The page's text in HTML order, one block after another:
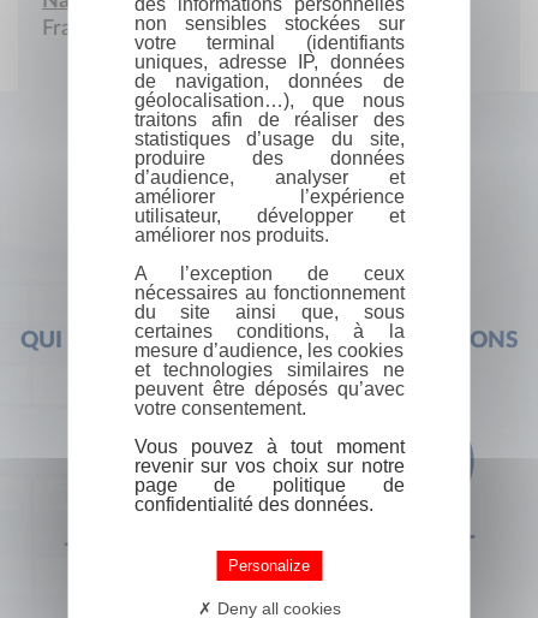
France
QUI SOMMES-NOUS ? FOIRE AUX QUESTIONS
+33 (0) 1 44 41 29 19 CONTACT
non sensibles stockées sur
votre terminal (identifiants
uniques, adresse IP, données
de navigation, données de
géolocalisation…), que nous
traitons afin de réaliser des
statistiques d’usage du site,
produire des données
d’audience, analyser et
améliorer l’expérience
utilisateur, développer et
améliorer nos produits.
A l’exception de ceux
nécessaires au fonctionnement
du site ainsi que, sous
certaines conditions, à la
mesure d’audience, les cookies
et technologies similaires ne
peuvent être déposés qu’avec
votre consentement.
Vous pouvez à tout moment
revenir sur vos choix sur notre
page de politique de
confidentialité des données.
Personalize
Deny all cookies